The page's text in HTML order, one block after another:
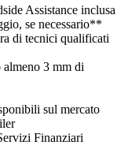
Assistance inclusa
se necessario**
di tecnici qualificati
3 mm di
sul mercato
Finanziari